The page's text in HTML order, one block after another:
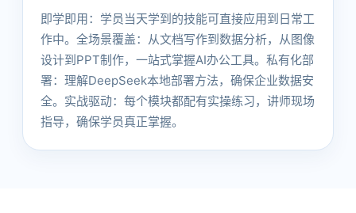
即学即用：学员当天学到的技能可直接应用到日常工
作中。全场景覆盖：从文档写作到数据分析，从图像
设计到PPT制作，一站式掌握AI办公工具。私有化部
署：理解DeepSeek本地部署方法，确保企业数据安
全。实战驱动：每个模块都配有实操练习，讲师现场
指导，确保学员真正掌握。